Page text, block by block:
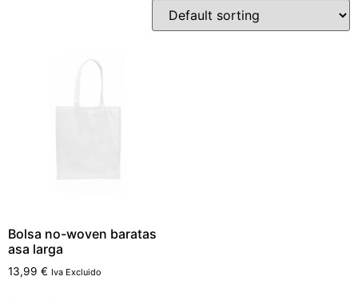
Bolsa no-woven baratas
asa larga
13,99 € Iva Excluido